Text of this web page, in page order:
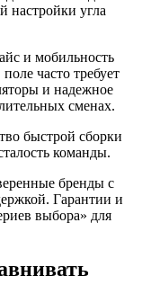
настройки угла
и мобильность
часто требует
и надежное
сменах.
быстрой сборки
команды.
бренды с
Гарантии и
выбора» для